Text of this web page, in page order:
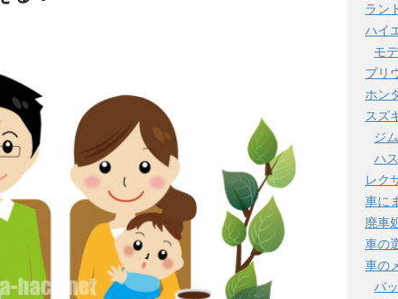
ラン
ハイ
モ
プリ
ホン
スズ
ジ
ハ
レク
車に
廃車
車の
車の
バ